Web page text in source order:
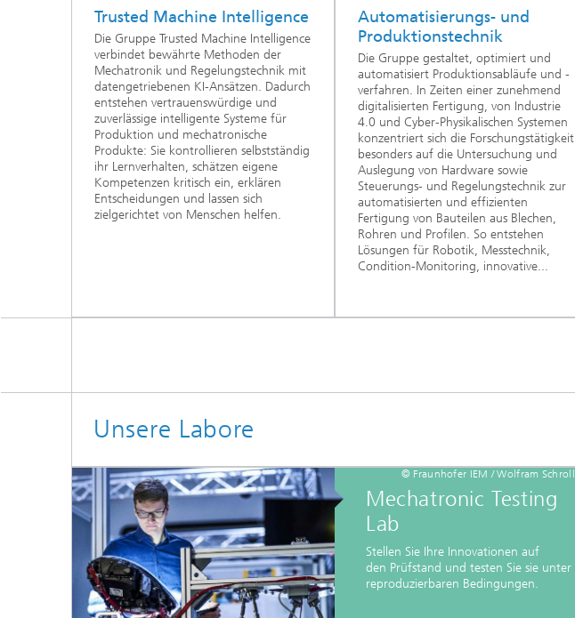
Trusted Machine Intelligence
Die Gruppe Trusted Machine Intelligence
verbindet bewährte Methoden der
Mechatronik und Regelungstechnik mit
datengetriebenen KI-Ansätzen. Dadurch
entstehen vertrauenswürdige und
zuverlässige intelligente Systeme für
Produktion und mechatronische
Produkte: Sie kontrollieren selbstständig
ihr Lernverhalten, schätzen eigene
Kompetenzen kritisch ein, erklären
Entscheidungen und lassen sich
zielgerichtet von Menschen helfen.
Automatisierungs- und
Produktionstechnik
Die Gruppe gestaltet, optimiert und
automatisiert Produktionsabläufe und -
verfahren. In Zeiten einer zunehmend
digitalisierten Fertigung, von Industrie
4.0 und Cyber-Physikalischen Systemen
konzentriert sich die Forschungstätigkeit
besonders auf die Untersuchung und
Auslegung von Hardware sowie
Steuerungs- und Regelungstechnik zur
automatisierten und effizienten
Fertigung von Bauteilen aus Blechen,
Rohren und Profilen. So entstehen
Lösungen für Robotik, Messtechnik,
Condition-Monitoring, innovative...
Unsere Labore
© Fraunhofer IEM / Wolfram Schroll
Mechatronic Testing
Lab
Stellen Sie Ihre Innovationen auf
den Prüfstand und testen Sie sie unter
reproduzierbaren Bedingungen.